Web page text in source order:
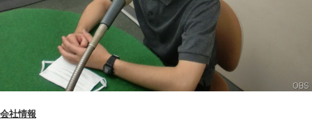
会社情報